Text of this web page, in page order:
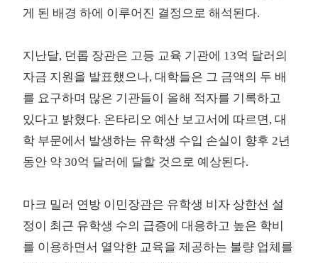
게 된 배경 하에 이루어진 결정으로 해석된다.
지난달, 던롭 장관은 고등 교육 기관에 13억 달러의
자금 지원을 발표했으나, 대학들은 그 금액의 두 배
를 요구하며 많은 기관들이 올해 적자를 기록하고
있다고 밝혔다. 온타리오 예산 보고서에 따르면, 대
학 부문에서 발생하는 유학생 수입 손실이 향후 2년
동안 약 30억 달러에 달할 것으로 예상된다.
마크 밀러 연방 이민장관은 유학생 비자 상한선 설
정이 최근 유학생 수의 급증에 대응하고 높은 학비
를 이용하면서 열악한 교육을 제공하는 불량 업체를